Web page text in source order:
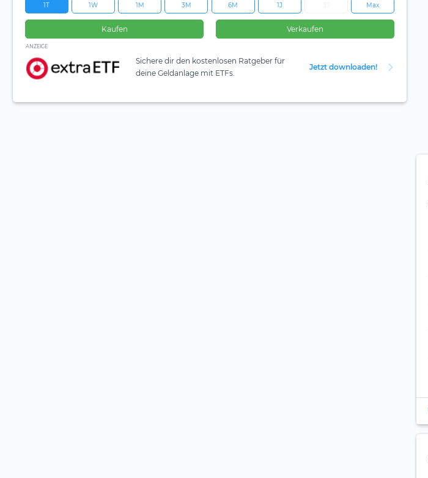
1T 1W 1M 3M 6M 1J Max
Kaufen Verkaufen
ANZEIGE
Sichere dir den kostenlosen Ratgeber für
deine Geldanlage mit ETFs.
Jetzt downloaden!